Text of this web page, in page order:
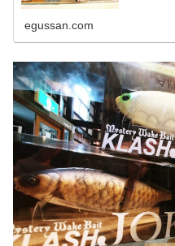
egussan.com